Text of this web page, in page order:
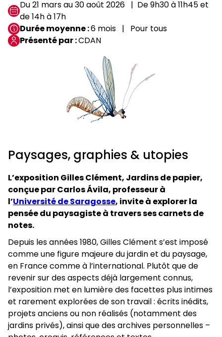
Du 21 mars au 30 août 2026
De 9h30 à 11h45 et
de 14h à 17h
Durée moyenne 6 mois
Pour tous
Présenté par CDAN
Paysages, graphies & utopies
L’exposition Gilles Clément, Jardins de papier,
conçue par Carlos Ávila, professeur à
l’Université de Saragosse, invite à explorer la
pensée du paysagiste à travers ses carnets de
notes.
Depuis les années 1980, Gilles Clément s’est imposé
comme une figure majeure du jardin et du paysage,
en France comme à l’international. Plutôt que de
revenir sur des aspects déjà largement connus,
l’exposition met en lumière des facettes plus intimes
et rarement explorées de son travail : écrits inédits,
projets anciens ou non réalisés (notamment des
jardins privés), ainsi que des archives personnelles –